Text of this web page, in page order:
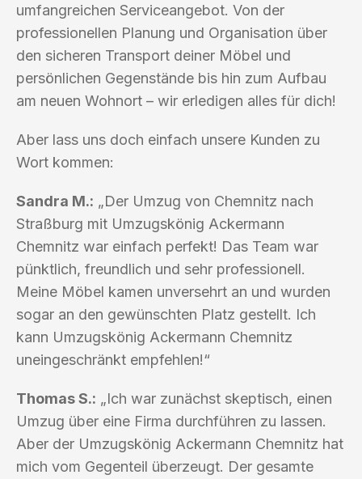
umfangreichen Serviceangebot. Von der
professionellen Planung und Organisation über
den sicheren Transport deiner Möbel und
persönlichen Gegenstände bis hin zum Aufbau
am neuen Wohnort – wir erledigen alles für dich!
Aber lass uns doch einfach unsere Kunden zu
Wort kommen:
Sandra M.: „Der Umzug von Chemnitz nach
Straßburg mit Umzugskönig Ackermann
Chemnitz war einfach perfekt! Das Team war
pünktlich, freundlich und sehr professionell.
Meine Möbel kamen unversehrt an und wurden
sogar an den gewünschten Platz gestellt. Ich
kann Umzugskönig Ackermann Chemnitz
uneingeschränkt empfehlen!“
Thomas S.: „Ich war zunächst skeptisch, einen
Umzug über eine Firma durchführen zu lassen.
Aber der Umzugskönig Ackermann Chemnitz hat
mich vom Gegenteil überzeugt. Der gesamte